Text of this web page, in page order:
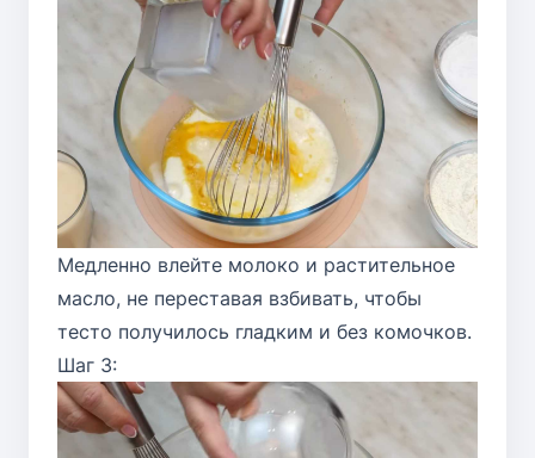
Медленно влейте молоко и растительное
масло, не переставая взбивать, чтобы
тесто получилось гладким и без комочков.
Шаг 3: